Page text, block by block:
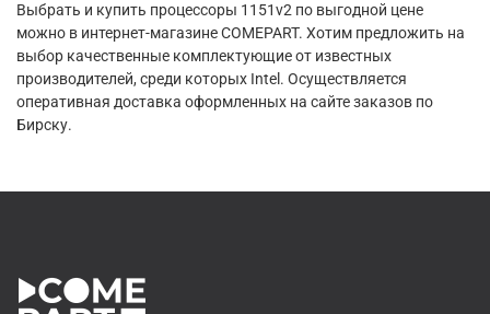
Выбрать и купить процессоры 1151v2 по выгодной цене
можно в интернет-магазине COMEPART. Хотим предложить на
выбор качественные комплектующие от известных
производителей, среди которых Intel. Осуществляется
оперативная доставка оформленных на сайте заказов по
Бирску.